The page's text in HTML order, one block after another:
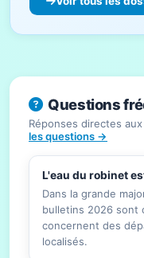
Questions
Réponses directes
les questions →
L'eau du robinet
Dans la grande
bulletins 2026 sont
concernent des
localisés.